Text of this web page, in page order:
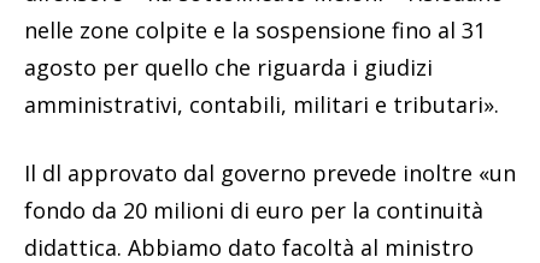
nelle zone colpite e la sospensione fino al 31
agosto per quello che riguarda i giudizi
amministrativi, contabili, militari e tributari».
Il dl approvato dal governo prevede inoltre «un
fondo da 20 milioni di euro per la continuità
didattica. Abbiamo dato facoltà al ministro